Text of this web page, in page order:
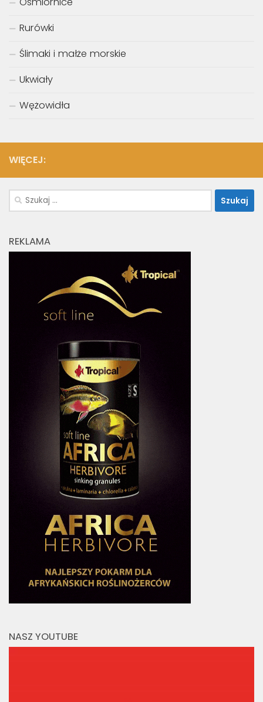
Rurówki
Ślimaki i małże morskie
Ukwiały
Wężowidła
WIĘCEJ:
Szukaj:
REKLAMA
NASZ YOUTUBE